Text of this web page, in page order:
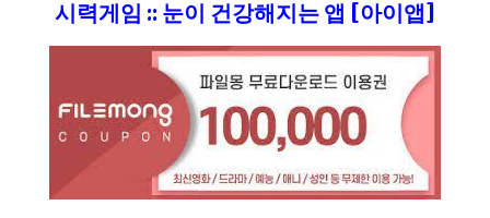
시력게임 :: 눈이 건강해지는 앱 [아이앱]